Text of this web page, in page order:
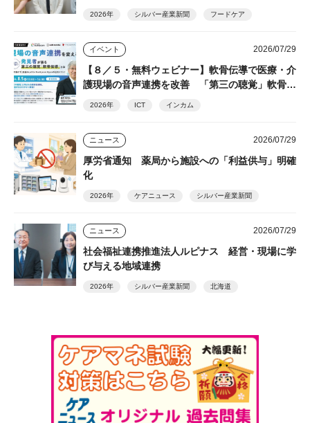
2026年 シルバー産業新聞 フードケア
イベント 2026/07/29
【８／５・無料ウェビナー】軟骨伝導で医療・介
護現場の音声連携を改善 「第三の聴覚」軟骨伝
2026年 ICT インカム
ニュース 2026/07/29
厚労省通知 薬局から施設への「利益供与」明確
化
2026年 ケアニュース シルバー産業新聞
ニュース 2026/07/29
社会福祉連携推進法人ルピナス 経営・現場に学
び与える地域連携
2026年 シルバー産業新聞 北海道